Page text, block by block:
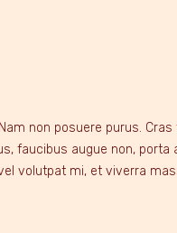
non posuere purus.
faucibus augue non,
volutpat mi, et viverra